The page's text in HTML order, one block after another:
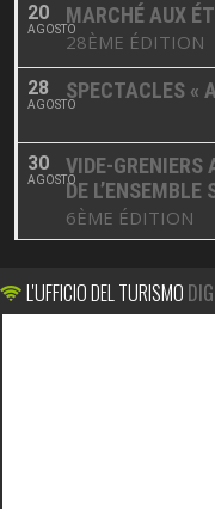
20
AGOSTO
MARCHÉ AUX
28ÈME ÉDITION
28
AGOSTO
SPECTACLES «
30
AGOSTO
VIDE-GRENIERS
DE L’ENSEMBLE
6ÈME ÉDITION
L'UFFICIO DEL TURISMO